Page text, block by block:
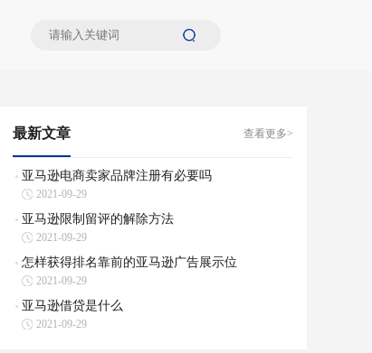
最新文章 查看更多>
亚马逊电商卖家品牌注册有必要吗
2021-09-29
亚马逊限制留评的解除方法
2021-09-29
怎样获得排名靠前的亚马逊广告展示位
2021-09-29
亚马逊借贷是什么
2021-09-29